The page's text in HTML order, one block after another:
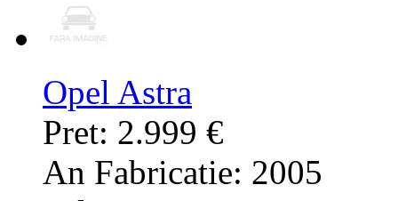
Opel Astra
Pret: 2.999 €
An Fabricatie: 2005